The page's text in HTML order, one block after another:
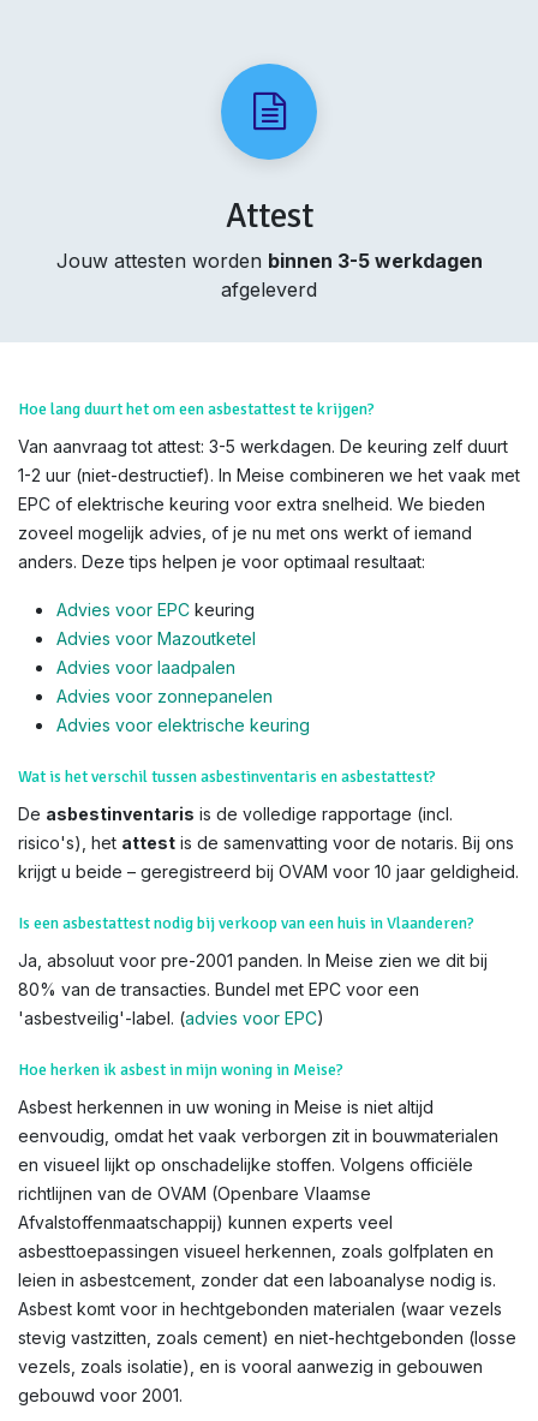
Attest
Jouw attesten worden binnen 3-5 werkdagen
afgeleverd
Hoe lang duurt het om een asbestattest te krijgen?
Van aanvraag tot attest: 3-5 werkdagen. De keuring zelf duurt
1-2 uur (niet-destructief). In Meise combineren we het vaak met
EPC of elektrische keuring voor extra snelheid. We bieden
zoveel mogelijk advies, of je nu met ons werkt of iemand
anders. Deze tips helpen je voor optimaal resultaat:
Advies voor EPC keuring
Advies voor Mazoutketel
Advies voor laadpalen
Advies voor zonnepanelen
Advies voor elektrische keuring
Wat is het verschil tussen asbestinventaris en asbestattest?
De asbestinventaris is de volledige rapportage (incl.
risico's), het attest is de samenvatting voor de notaris. Bij ons
krijgt u beide – geregistreerd bij OVAM voor 10 jaar geldigheid.
Is een asbestattest nodig bij verkoop van een huis in Vlaanderen?
Ja, absoluut voor pre-2001 panden. In Meise zien we dit bij
80% van de transacties. Bundel met EPC voor een
'asbestveilig'-label. (advies voor EPC)
Hoe herken ik asbest in mijn woning in Meise?
Asbest herkennen in uw woning in Meise is niet altijd
eenvoudig, omdat het vaak verborgen zit in bouwmaterialen
en visueel lijkt op onschadelijke stoffen. Volgens officiële
richtlijnen van de OVAM (Openbare Vlaamse
Afvalstoffenmaatschappij) kunnen experts veel
asbesttoepassingen visueel herkennen, zoals golfplaten en
leien in asbestcement, zonder dat een laboanalyse nodig is.
Asbest komt voor in hechtgebonden materialen (waar vezels
stevig vastzitten, zoals cement) en niet-hechtgebonden (losse
vezels, zoals isolatie), en is vooral aanwezig in gebouwen
gebouwd voor 2001.